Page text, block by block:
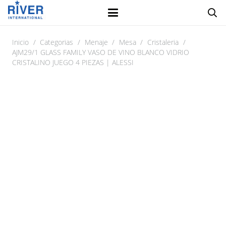
Inicio / Categorias / Menaje / Mesa / Cristaleria /
AJM29/1 GLASS FAMILY VASO DE VINO BLANCO VIDRIO
CRISTALINO JUEGO 4 PIEZAS | ALESSI